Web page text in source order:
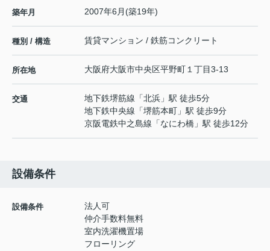
築年月 2007年6月(築19年)
種別 / 構造 賃貸マンション / 鉄筋コンクリート
所在地 大阪府大阪市中央区平野町１丁目3-13
交通 地下鉄堺筋線 「北浜 」駅 徒歩5分
地下鉄中央線 「堺筋本町 」駅 徒歩9分
京阪電鉄中之島線 「なにわ橋 」駅 徒歩12分
設備条件
設備条件
法人可
仲介手数料無料
室内洗濯機置場
フローリング